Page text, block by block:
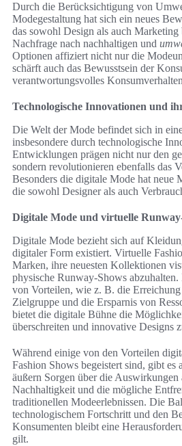
Durch die Berücksichtigung von
Modegestaltung hat sich ein neues
das sowohl Design als auch
Nachfrage nach nachhaltigen und
Optionen affiziert nicht nur die
schärft auch das Bewusstsein der
verantwortungsvolles
Technologische Innovationen und
Die Welt der Mode befindet sich in
insbesondere durch technologische
Entwicklungen prägen nicht nur den
sondern revolutionieren ebenfalls das
Besonders die digitale Mode hat neue
die sowohl Designer als auch
Digitale Mode und virtuelle
Digitale Mode bezieht sich auf
digitaler Form existiert. Virtuelle
Marken, ihre neuesten Kollektionen
physische Runway-Shows
von Vorteilen, wie z. B. die Erreichung
Zielgruppe und die Ersparnis von
bietet die digitale Bühne die
überschreiten und innovative Designs
Während einige von den Vorteilen
Fashion Shows begeistert sind, gibt
äußern Sorgen über die
Nachhaltigkeit und die mögliche
traditionellen Modeerlebnissen. Die
technologischem Fortschritt und den
Konsumenten bleibt eine
gilt.